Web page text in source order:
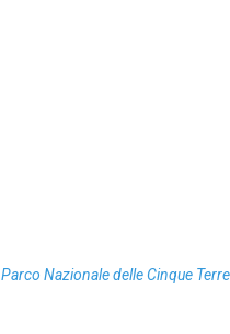
Parco Nazionale delle Cinque Terre